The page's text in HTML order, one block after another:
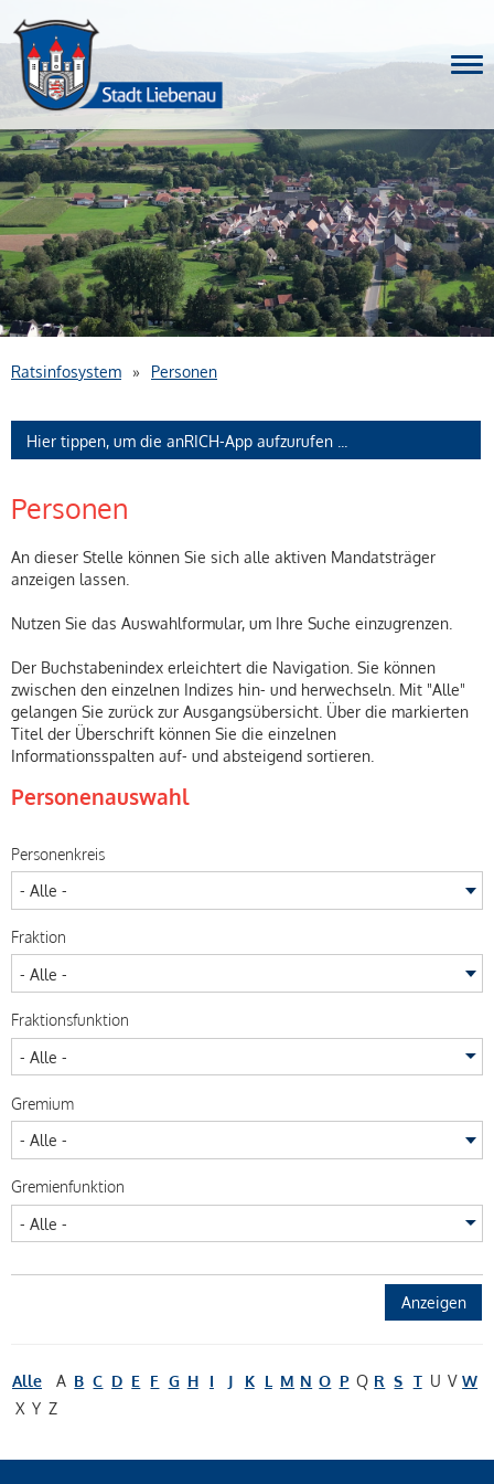
Ratsinfosystem » Personen
Hier tippen, um die anRICH-App aufzurufen ...
Personen
An dieser Stelle können Sie sich alle aktiven Mandatsträger
anzeigen lassen.
Nutzen Sie das Auswahlformular, um Ihre Suche einzugrenzen.
Der Buchstabenindex erleichtert die Navigation. Sie können
zwischen den einzelnen Indizes hin- und herwechseln. Mit "Alle"
gelangen Sie zurück zur Ausgangsübersicht. Über die markierten
Titel der Überschrift können Sie die einzelnen
Informationsspalten auf- und absteigend sortieren.
Personenauswahl
Personenkreis
Fraktion
Fraktionsfunktion
Gremium
Gremienfunktion
Alle A B C D E F G H I J K L M N O P Q R S T U V W
X Y Z